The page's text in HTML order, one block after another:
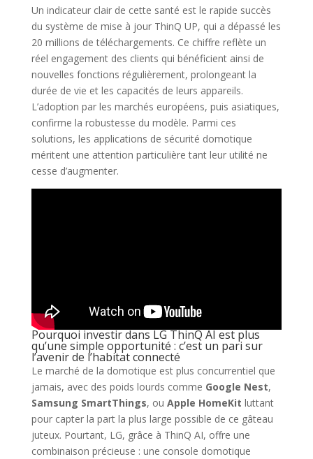
Un indicateur clair de cette santé est le rapide succès
du système de mise à jour ThinQ UP, qui a dépassé les
20 millions de téléchargements. Ce chiffre reflète un
réel engagement des clients qui bénéficient ainsi de
nouvelles fonctions régulièrement, prolongeant la
durée de vie et les capacités de leurs appareils.
L’adoption par les marchés européens, puis asiatiques,
confirme la robustesse du modèle. Parmi ces
solutions, les applications de sécurité domotique
méritent une attention particulière tant leur utilité ne
cesse d’augmenter.
Pourquoi investir dans LG ThinQ AI est plus
qu’une simple opportunité : c’est un pari sur
l’avenir de l’habitat connecté
Le marché de la domotique est plus concurrentiel que
jamais, avec des poids lourds comme Google Nest,
Samsung SmartThings, ou Apple HomeKit luttant
pour capter la part la plus large possible de ce gâteau
juteux. Pourtant, LG, grâce à ThinQ AI, offre une
combinaison précieuse : une console domotique